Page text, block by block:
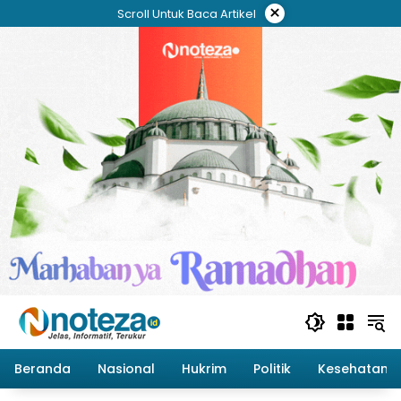
ke
Scroll Untuk Baca Artikel ×
Beranda Nasional Hukrim Politik Kesehatan